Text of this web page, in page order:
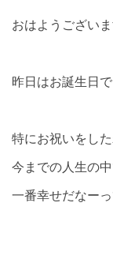
おはようござい
昨日はお誕生日
特にお祝いをし
今までの人生の
一番幸せだなー